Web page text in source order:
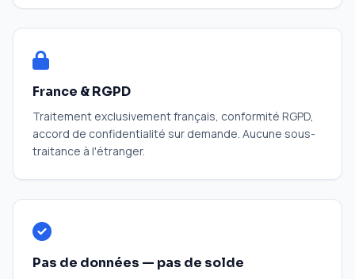
France & RGPD
Traitement exclusivement français, conformité RGPD,
accord de confidentialité sur demande. Aucune sous-
traitance à l'étranger.
Pas de données — pas de solde